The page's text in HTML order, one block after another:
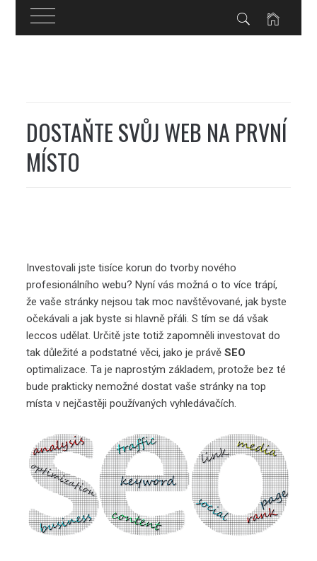
DOSTAŇTE SVŮJ WEB NA PRVNÍ
MÍSTO
Investovali jste tisíce korun do tvorby nového
profesionálního webu? Nyní vás možná o to více trápí,
že vaše stránky nejsou tak moc navštěvované, jak byste
očekávali a jak byste si hlavně přáli. S tím se dá však
leccos udělat. Určitě jste totiž zapomněli investovat do
tak důležité a podstatné věci, jako je právěSEO
optimalizace. Ta je naprostým základem, protože bez té
bude prakticky nemožné dostat vaše stránky na top
místa v nejčastěji používaných vyhledávačích.